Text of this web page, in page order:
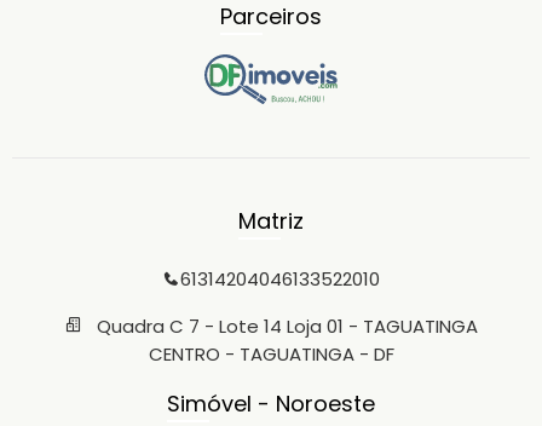
Parceiros
Matriz
61314204046133522010
Quadra C 7 - Lote 14 Loja 01 - TAGUATINGA
CENTRO - TAGUATINGA - DF
Simóvel - Noroeste